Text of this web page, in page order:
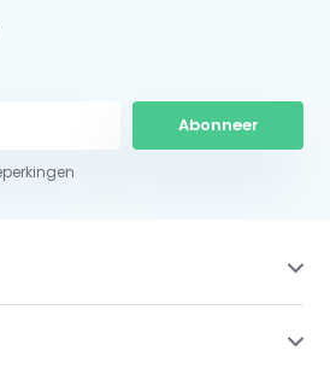
Abonneer